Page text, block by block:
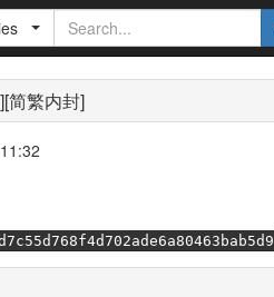
简繁内封]